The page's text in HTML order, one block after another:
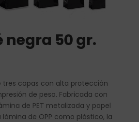
negra 50 gr.
tres capas con alta protección
de peso. Fabricada con
de PET metalizada y papel
lámina de OPP como plástico, la